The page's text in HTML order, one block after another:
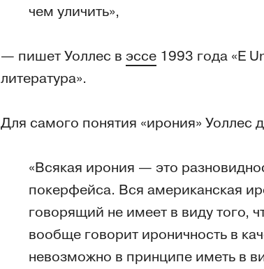
чем уличить»,
— пишет Уоллес в эссе 1993 года «E
литература».
Для самого понятия «ирония» Уоллес
«Всякая ирония — это
покерфейса. Вся американская
говорящий не имеет в виду того,
вообще говорит ироничность в
невозможно в принципе иметь в